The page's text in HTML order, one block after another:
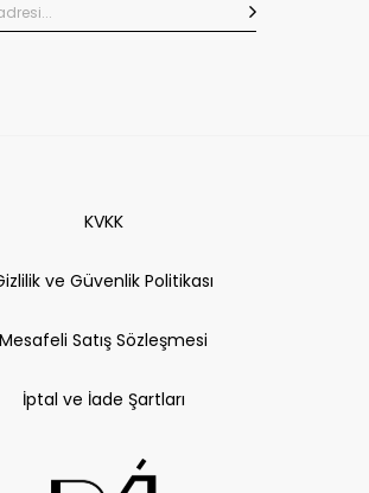
KVKK
ve Güvenlik Politikası
Mesafeli Satış Sözleşmesi
İptal ve İade Şartları